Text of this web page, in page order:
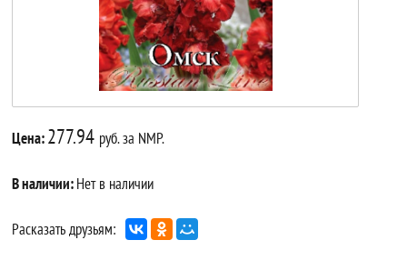
Цена:277.94 руб. за NMP.
В наличии:Нет в наличии
Расказать друзьям: